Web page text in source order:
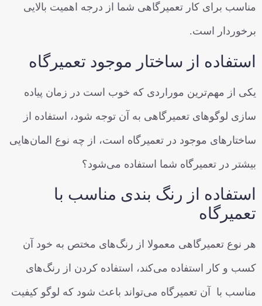
مناسب برای کار تعمیرگاهی شما از درجه اهمیت بالایی
برخوردار است.
استفاده از ساختار موجود تعمیرگاه
یکی از مهم‌ترین موراردی که خوب است در زمان پیاده
سازی لوگوهای تعمیرگاهی به آن توجه شود، استفاده از
ساختارهای موجود در تعمیرگاه است، از چه نوع المان‌هایی
بیشتر در تعمیرگاه شما استفاده می‌شود؟
استفاده از رنگ بندی مناسب با
تعمیرگاه
هر نوع تعمیرگاهی معمولا از رنگ‌های مختص به خود آن
کسب و کار استفاده می‌کند، استفاده کردن از رنگ‌های
مناسب با آن تعمیرگاه می‌تواند باعث شود که لوگو کیفیت